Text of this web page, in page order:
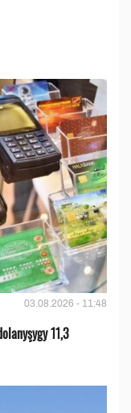
03.08.2026 - 11:48
11,3